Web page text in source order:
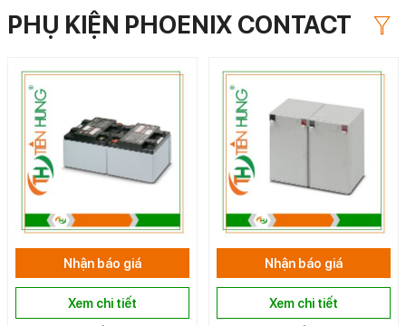
PHỤ KIỆN PHOENIX CONTACT
Nhận báo giá
Xem chi tiết
Nhận báo giá
Xem chi tiết